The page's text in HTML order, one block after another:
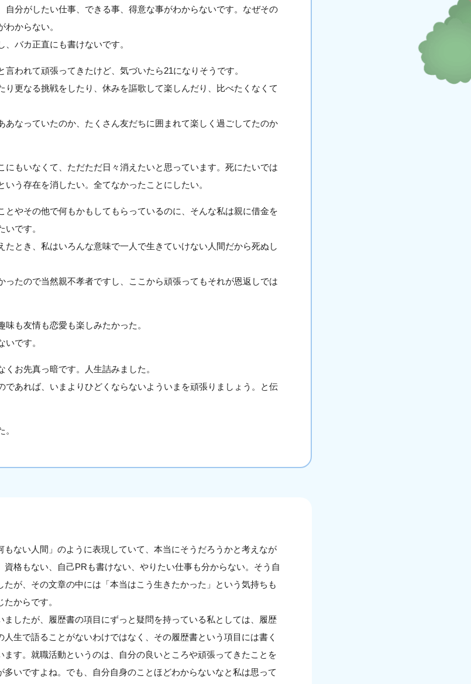
自分がしたい仕事、できる事、得意な事がわからないです。なぜその
からない。
バカ正直にも書けないです。
言われて頑張ってきたけど、気づいたら21になりそうです。
り更なる挑戦をしたり、休みを謳歌して楽しんだり、比べたくなくて
あなっていたのか、たくさん友だちに囲まれて楽しく過ごしてたのか
にもいなくて、ただただ日々消えたいと思っています。死にたいでは
う存在を消したい。全てなかったことにしたい。
とやその他で何もかもしてもらっているのに、そんな私は親に借金を
いです。
とき、私はいろんな意味で一人で生きていけない人間だから死ぬし
ったので当然親不孝者ですし、ここから頑張ってもそれが恩返しでは
も友情も恋愛も楽しみたかった。
です。
お先真っ暗です。人生詰みました。
であれば、いまよりひどくならないよういまを頑張りましょう。と伝
もない人間」のように表現していて、本当にそうだろうかと考えなが
資格もない、自己PRも書けない、やりたい仕事も分からない。そう自
が、その文章の中には「本当はこう生きたかった」という気持ちも
からです。
ましたが、履歴書の項目にずっと疑問を持っている私としては、履歴
生で語ることがないわけではなく、その履歴書という項目には書く
ます。就職活動というのは、自分の良いところや頑張ってきたことを
いですよね。でも、自分自身のことほどわからないなと私は思って